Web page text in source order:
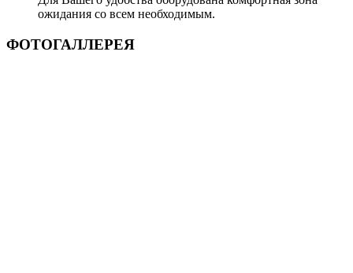
ожидания со всем необходимым.
ФОТОГАЛЛЕРЕЯ